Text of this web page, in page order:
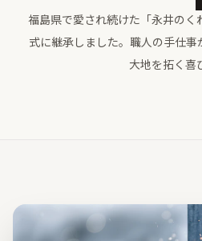
福島県で愛され続けた「永井の
式に継承しました。職人の手仕事
大地を拓く喜